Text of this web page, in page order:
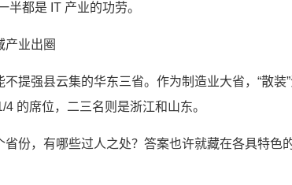
半都是 IT 产业的功劳。
产业出圈
提强县云集的华东三省。作为制造业大省，“散装
的席位，二三名则是浙江和山东。
省份，有哪些过人之处？答案也许就藏在各具特色